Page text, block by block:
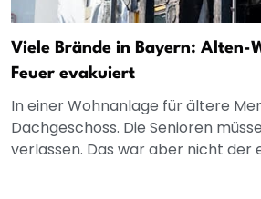
Viele Brände in Bayern: Alten-
Feuer evakuiert
In einer Wohnanlage für ältere
Dachgeschoss. Die Senioren
verlassen. Das war aber nicht der